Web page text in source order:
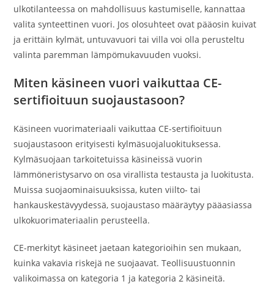
ulkotilanteessa on mahdollisuus kastumiselle, kannattaa
valita synteettinen vuori. Jos olosuhteet ovat pääosin kuivat
ja erittäin kylmät, untuvavuori tai villa voi olla perusteltu
valinta paremman lämpömukavuuden vuoksi.
Miten käsineen vuori vaikuttaa CE-
sertifioituun suojaustasoon?
Käsineen vuorimateriaali vaikuttaa CE-sertifioituun
suojaustasoon erityisesti kylmäsuojaluokituksessa.
Kylmäsuojaan tarkoitetuissa käsineissä vuorin
lämmöneristysarvo on osa virallista testausta ja luokitusta.
Muissa suojaominaisuuksissa, kuten viilto- tai
hankauskestävyydessä, suojaustaso määräytyy pääasiassa
ulkokuorimateriaalin perusteella.
CE-merkityt käsineet jaetaan kategorioihin sen mukaan,
kuinka vakavia riskejä ne suojaavat. Teollisuustuonnin
valikoimassa on kategoria 1 ja kategoria 2 käsineitä.